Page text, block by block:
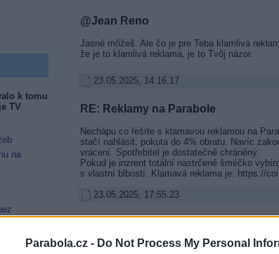
Parabola.cz - Do Not Process My Personal
k tomu
TV
na
za
@Jean Reno
Jasné môžeš. Ale čo je pre Teba klamlivá
že je to klamlivá reklama, je to Tvôj názor.
23.05.2025, 14:16.17
RE: Reklamy na Parabole
Nechápu co řešíte s klamavou reklamou na
stačí nahlásit, pokuta do 4% obratu. Navíc
vrácení. Spotřebitel je dostatečně chráněný.
Pokud je inzrent totální nastrčené šméčko
s vlastní blbostí. Klamavá reklama je: https://
23.05.2025, 17:55.23
Opakujem posledný krát. Ja som žiadne také